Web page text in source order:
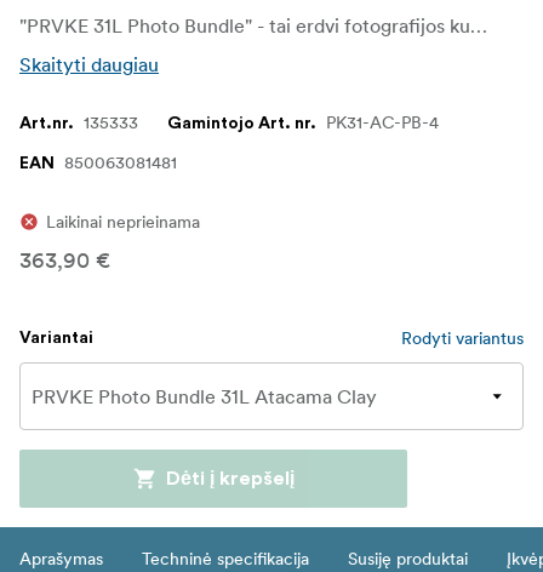
"PRVKE 31L Photo Bundle" - tai erdvi fotografijos kuprinė, skirta kūrėjams, kurie nešiojasi išsamesnį rinkinį. Ji sujungia PRVKE 31L su dideliu fotoaparato kubu ir priedų dirželiais, kad būtų galima turėti paruoštą fotoaparato sistemą.
Skaityti daugiau
Art.nr. 135333 Gamintojo Art. nr. PK31-AC-PB-4
EAN 850063081481
Laikinai neprieinama
363,90 €
Variantai Rodyti variantus
Dėti į krepšelį
Aprašymas Techninė specifikacija Susiję produktai